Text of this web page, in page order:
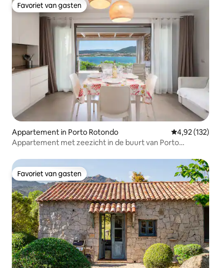
Favoriet van gasten
Favoriet van gasten
Appartement in Porto Rotondo Gemiddelde
4,92 (132)
Appartement met zeezicht in de buurt van Porto
Favoriet van gasten
Favoriet van gasten